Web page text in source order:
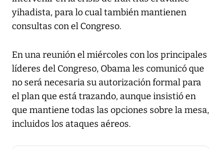
yihadista, para lo cual también mantienen
consultas con el Congreso.
En una reunión el miércoles con los principales
líderes del Congreso, Obama les comunicó que
no será necesaria su autorización formal para
el plan que está trazando, aunque insistió en
que mantiene todas las opciones sobre la mesa,
incluidos los ataques aéreos.